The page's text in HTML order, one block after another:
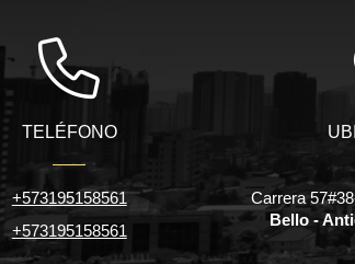
TELÉFONO
+573195158561
+573195158561
Carrera
Bello -